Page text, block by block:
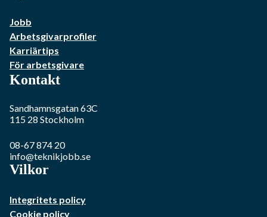
Jobb
Arbetsgivarprofiler
Karriärtips
För arbetsgivare
Kontakt
Sandhamnsgatan 63C
115 28 Stockholm
08-67 874 20
info@teknikjobb.se
Vilkor
Integritets policy
Cookie policy